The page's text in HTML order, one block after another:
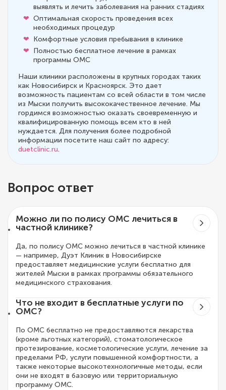
выявлять и лечить заболевания на ранних стадиях
Оптимальная скорость проведения всех
необходимых процедур
Комфортные условия пребывания в клинике
Полностью бесплатное лечение в рамках
программы ОМС
Наши клиники расположены в крупных городах таких
как Новосибирск и Красноярск. Это дает
возможность пациентам со всей области в том числе
из Мыски получить высококачественное лечение. Мы
гордимся возможностью оказать своевременную и
квалифицированную помощь всем кто в ней
нуждается. Для получения более подробной
информации посетите наш сайт по адресу:
duetclinic.ru.
Вопрос ответ
Можно ли по полису ОМС лечиться в
частной клинике?
Да, по полису ОМС можно лечиться в частной клинике
— например, Дуэт Клиник в Новосибирске
предоставляет медицинские услуги бесплатно для
жителей Мыски в рамках программы обязательного
медицинского страхования.
Что не входит в бесплатные услуги по
ОМС?
По ОМС бесплатно не предоставляются лекарства
(кроме льготных категорий), стоматологическое
протезирование, косметологические услуги, лечение за
пределами РФ, услуги повышенной комфортности, а
также некоторые высокотехнологичные методы, если
они не входят в базовую или территориальную
программу ОМС.